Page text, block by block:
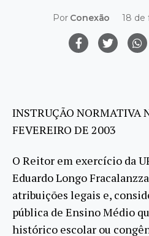
Por Conexão 18 de
INSTRUÇÃO NORMATIVA
FEVEREIRO DE 2003
O Reitor em exercício da
Eduardo Longo
atribuições legais e,
pública de Ensino Médio
histórico escolar ou